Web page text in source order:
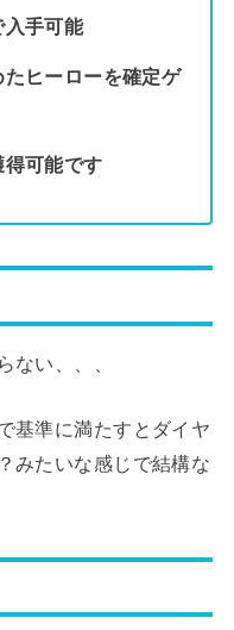
入手可能
ヒーローを確定ゲ
得可能です
ない、、、
基準に満たすとダイヤ
みたいな感じで結構な